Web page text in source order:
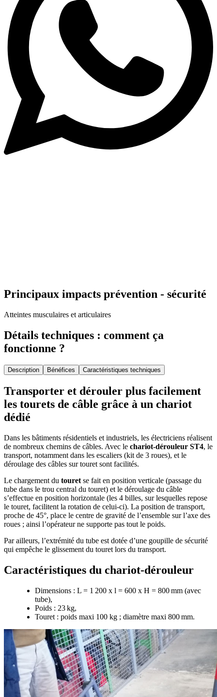
Principaux impacts prévention - sécurité
Atteintes musculaires et articulaires
Détails techniques : comment ça
fonctionne ?
Description Bénéfices Caractéristiques techniques
Transporter et dérouler plus facilement
les tourets de câble grâce à un chariot
dédié
Dans les bâtiments résidentiels et industriels, les électriciens réalisent
de nombreux chemins de câbles. Avec le chariot-dérouleur ST4, le
transport, notamment dans les escaliers (kit de 3 roues), et le
déroulage des câbles sur touret sont facilités.
Le chargement du touret se fait en position verticale (passage du
tube dans le trou central du touret) et le déroulage du câble
s’effectue en position horizontale (les 4 billes, sur lesquelles repose
le touret, facilitent la rotation de celui-ci). La position de transport,
proche de 45°, place le centre de gravité de l’ensemble sur l’axe des
roues ; ainsi l’opérateur ne supporte pas tout le poids.
Par ailleurs, l’extrémité du tube est dotée d’une goupille de sécurité
qui empêche le glissement du touret lors du transport.
Caractéristiques du chariot-dérouleur
Dimensions : L = 1 200 x l = 600 x H = 800 mm (avec
tube),
Poids : 23 kg,
Touret : poids maxi 100 kg ; diamètre maxi 800 mm.